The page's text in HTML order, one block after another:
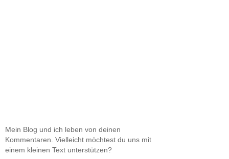
Mein Blog und ich leben von deinen
Kommentaren. Vielleicht möchtest du uns mit
einem kleinen Text unterstützen?